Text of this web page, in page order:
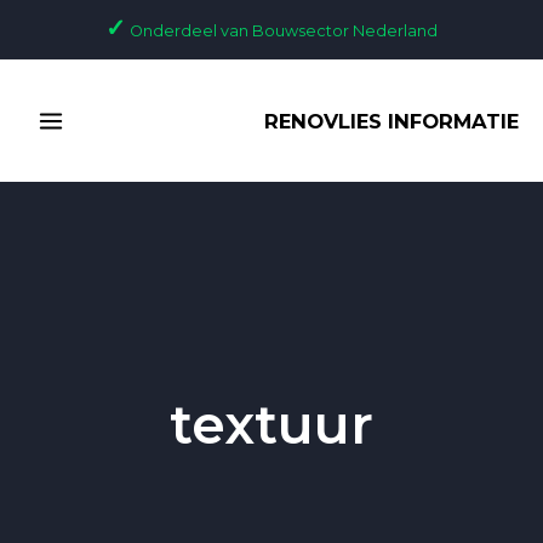
✓ Onderdeel van Bouwsector Nederland
MENU
RENOVLIES INFORMATIE
textuur